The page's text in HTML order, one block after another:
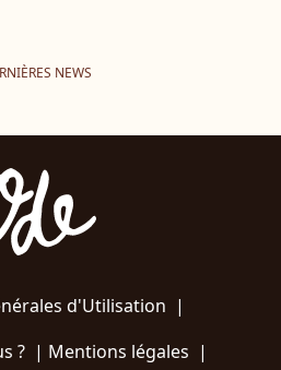
NEWS
d'Utilisation |
?| Mentions légales |